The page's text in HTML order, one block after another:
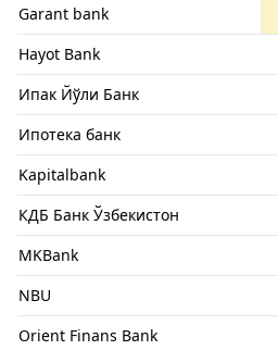
Garant bank
Hayot Bank
Ипак Йўли Банк
Ипотека банк
Kapitalbank
КДБ Банк Ўзбекистон
MKBank
NBU
Orient Finans Bank